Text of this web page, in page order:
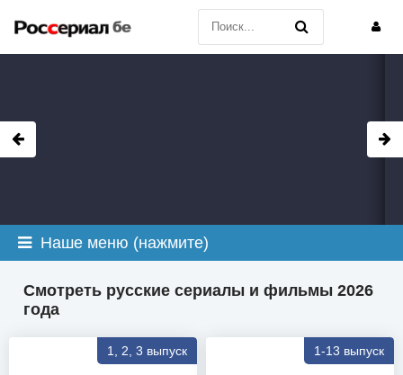
Наше меню (нажмите)
Смотреть русские сериалы и фильмы 2026
года
1, 2, 3 выпуск 1-13 выпуск